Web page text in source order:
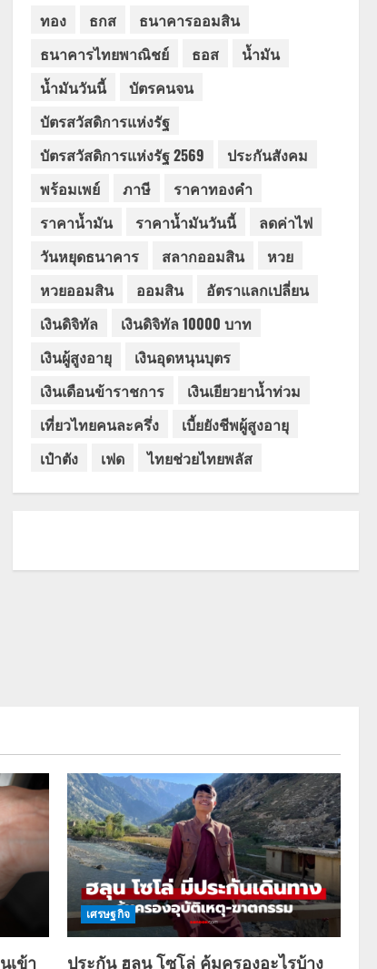
ทอง
ธกส
ธนาคารออมสิน
ธนาคารไทยพาณิชย์
ธอส
น้ำมัน
น้ำมันวันนี้
บัตรคนจน
บัตรสวัสดิการแห่งรัฐ
บัตรสวัสดิการแห่งรัฐ 2569
ประกันสังคม
พร้อมเพย์
ภาษี
ราคาทองคำ
ราคาน้ำมัน
ราคาน้ำมันวันนี้
ลดค่าไฟ
วันหยุดธนาคาร
สลากออมสิน
หวย
หวยออมสิน
ออมสิน
อัตราแลกเปลี่ยน
เงินดิจิทัล
เงินดิจิทัล 10000 บาท
เงินผู้สูงอายุ
เงินอุดหนุนบุตร
เงินเดือนข้าราชการ
เงินเยียวยาน้ำท่วม
เที่ยวไทยคนละครึ่ง
เบี้ยยังชีพผู้สูงอายุ
เป๋าตัง
เฟด ไทยช่วยไทยพลัส
เข้า
เศรษฐกิจ
ประกัน ฮลุน โซโล่ คุ้มครองอะไรบ้าง